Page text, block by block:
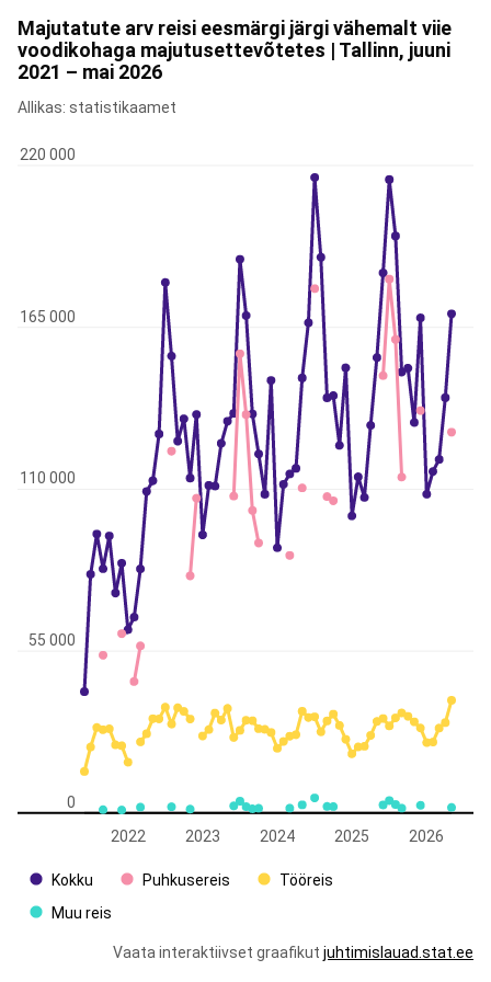
Majutatute arv reisi eesmärgi järgi vähemalt viie
voodikohaga majutusettevõtetes | Tallinn, juuni
2021 – mai 2026
Allikas: statistikaamet
2022 2023 2024 2025 2026
0
55 000
110 000
165 000
220 000
Kokku Puhkusereis
Tööreis
Muu reis
Vaata interaktiivset graafikut juhtimislauad.stat.ee